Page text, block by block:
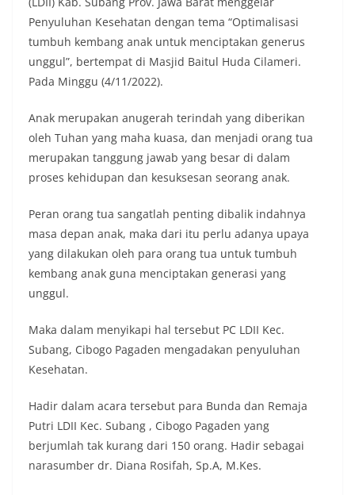
Penyuluhan Kesehatan dengan tema “Optimalisasi
tumbuh kembang anak untuk menciptakan generus
unggul”, bertempat di Masjid Baitul Huda Cilameri.
Pada Minggu (4/11/2022).
Anak merupakan anugerah terindah yang diberikan
oleh Tuhan yang maha kuasa, dan menjadi orang tua
merupakan tanggung jawab yang besar di dalam
proses kehidupan dan kesuksesan seorang anak.
Peran orang tua sangatlah penting dibalik indahnya
masa depan anak, maka dari itu perlu adanya upaya
yang dilakukan oleh para orang tua untuk tumbuh
kembang anak guna menciptakan generasi yang
unggul.
Maka dalam menyikapi hal tersebut PC LDII Kec.
Subang, Cibogo Pagaden mengadakan penyuluhan
Kesehatan.
Hadir dalam acara tersebut para Bunda dan Remaja
Putri LDII Kec. Subang , Cibogo Pagaden yang
berjumlah tak kurang dari 150 orang. Hadir sebagai
narasumber dr. Diana Rosifah, Sp.A, M.Kes.